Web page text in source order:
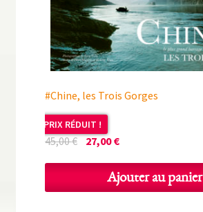
#Chine, les Trois Gorges
PRIX RÉDUIT !
45,00€Le
était :
27,00€Le
actuel
est :
Ajouter au panier